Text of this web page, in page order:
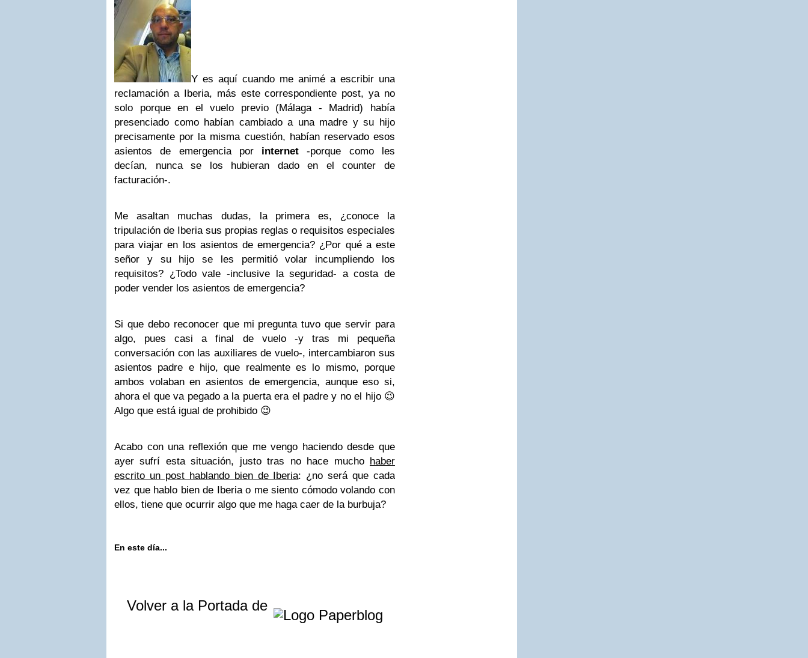
Y es aquí cuando me animé a escribir una
reclamación a Iberia, más este correspondiente post, ya no
solo porque en el vuelo previo (Málaga - Madrid) había
presenciado como habían cambiado a una madre y su hijo
precisamente por la misma cuestión, habían reservado esos
asientos de emergencia por internet -porque como les
decían, nunca se los hubieran dado en el counter de
facturación-.
Me asaltan muchas dudas, la primera es, ¿conoce la
tripulación de Iberia sus propias reglas o requisitos especiales
para viajar en los asientos de emergencia? ¿Por qué a este
señor y su hijo se les permitió volar incumpliendo los
requisitos? ¿Todo vale -inclusive la seguridad- a costa de
poder vender los asientos de emergencia?
Si que debo reconocer que mi pregunta tuvo que servir para
algo, pues casi a final de vuelo -y tras mi pequeña
conversación con las auxiliares de vuelo-, intercambiaron sus
asientos padre e hijo, que realmente es lo mismo, porque
ambos volaban en asientos de emergencia, aunque eso si,
ahora el que va pegado a la puerta era el padre y no el hijo 😉
Algo que está igual de prohibido 😉
Acabo con una reflexión que me vengo haciendo desde que
ayer sufrí esta situación, justo tras no hace mucho haber
escrito un post hablando bien de Iberia: ¿no será que cada
vez que hablo bien de Iberia o me siento cómodo volando con
ellos, tiene que ocurrir algo que me haga caer de la burbuja?
En este día...
Volver a la Portada de